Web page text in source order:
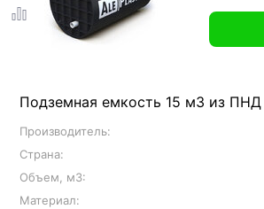
Подземная емкость 15 м3 из ПНД
Производитель:
Страна:
Объем, м3:
Материал: